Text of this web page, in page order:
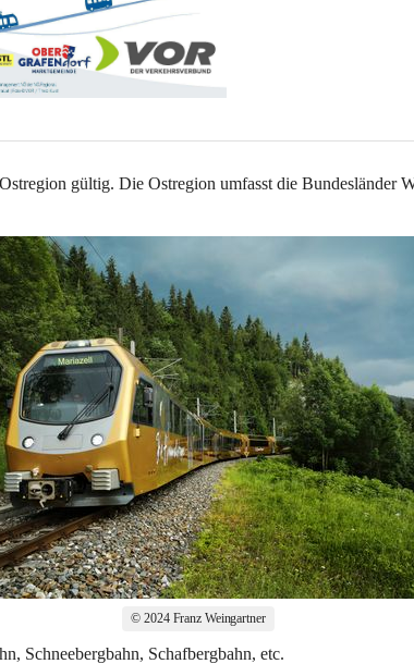
Ostregion gültig. Die Ostregion umfasst die Bundesländer
© 2024 Franz Weingartner
Schneebergbahn, Schafbergbahn, etc.